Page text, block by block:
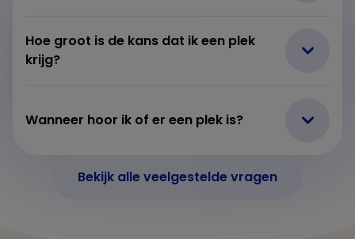
Hoe groot is de kans dat ik een plek
krijg?
Wanneer hoor ik of er een plek is?
Bekijk alle veelgestelde vragen